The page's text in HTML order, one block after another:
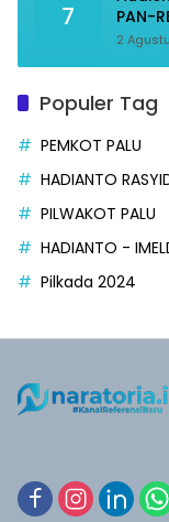
7
PAN-
2
Populer Tag
PEMKOT PALU
HADIANTO
PILWAKOT PALU
HADIANTO -
Pilkada 2024